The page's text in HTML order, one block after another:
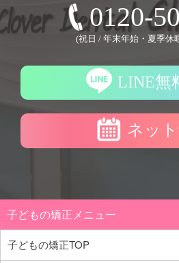
0120-
(祝日 / 年末年始・夏季休
LINE無
ネッ
子どもの矯正メニュー
子どもの矯正TOP